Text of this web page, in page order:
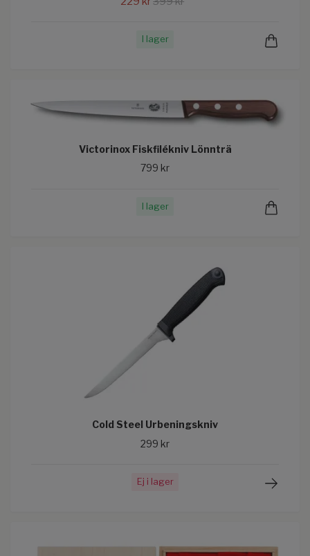
I lager
Victorinox Fiskfilékniv Lönnträ
799 kr
I lager
Cold Steel Urbeningskniv
299 kr
Ej i lager